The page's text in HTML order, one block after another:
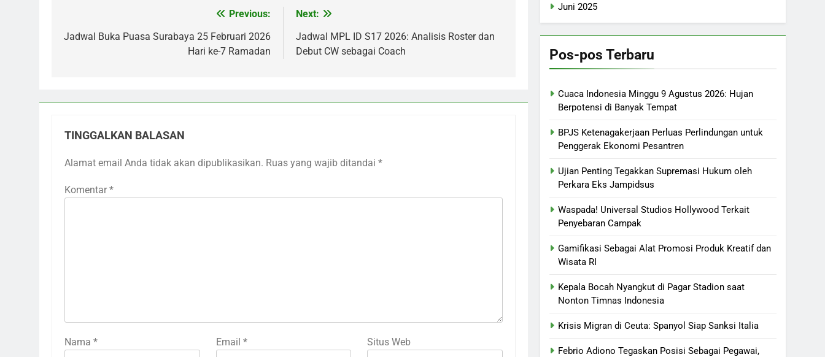
pos
Previous:
Jadwal Buka Puasa Surabaya 25 Februari 2026
Hari ke-7 Ramadan
Next:
Jadwal MPL ID S17 2026: Analisis Roster dan
Debut CW sebagai Coach
TINGGALKAN BALASAN
Alamat email Anda tidak akan dipublikasikan. Ruas yang wajib ditandai *
Komentar *
Nama * Email * Situs Web
Juni 2025
Pos-pos Terbaru
Cuaca Indonesia Minggu 9 Agustus 2026: Hujan
Berpotensi di Banyak Tempat
BPJS Ketenagakerjaan Perluas Perlindungan untuk
Penggerak Ekonomi Pesantren
Ujian Penting Tegakkan Supremasi Hukum oleh
Perkara Eks Jampidsus
Waspada! Universal Studios Hollywood Terkait
Penyebaran Campak
Gamifikasi Sebagai Alat Promosi Produk Kreatif dan
Wisata RI
Kepala Bocah Nyangkut di Pagar Stadion saat
Nonton Timnas Indonesia
Krisis Migran di Ceuta: Spanyol Siap Sanksi Italia
Febrio Adiono Tegaskan Posisi Sebagai Pegawai,